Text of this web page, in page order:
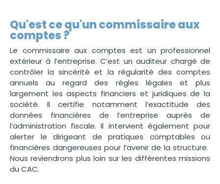
Qu'est ce qu'un commissaire aux
comptes ?
Le commissaire aux comptes est un professionnel
extérieur à l’entreprise. C’est un auditeur chargé de
contrôler la sincérité et la régularité des comptes
annuels au regard des règles légales et plus
largement les aspects financiers et juridiques de la
société. Il certifie notamment l’exactitude des
données financières de l’entreprise auprès de
l’administration fiscale. Il intervient également pour
alerter le dirigeant de pratiques comptables ou
financières dangereuses pour l’avenir de la structure.
Nous reviendrons plus loin sur les différentes missions
du CAC.